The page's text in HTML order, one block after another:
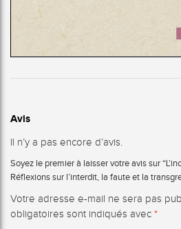
Avis
Il n’y a pas encore d’avis.
Soyez le premier à laisser votre avis sur
Réflexions sur l’interdit, la faute et la
Votre adresse e-mail ne sera pas
obligatoires sont indiqués avec *